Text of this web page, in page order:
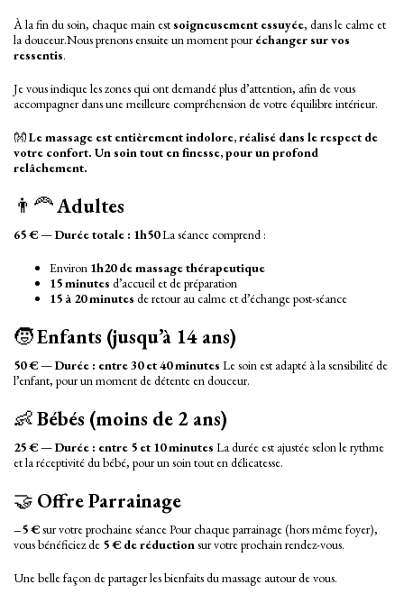
À la fin du soin, chaque main estsoigneusement essuyée, dans le calme et
la douceur.Nous prenons ensuite un moment pouréchanger sur vos
ressentis.
Je vous indique les zones qui ont demandé plus d’attention, afin de vous
accompagner dans une meilleure compréhension de votre équilibre intérieur.
👐Le massage est entièrement indolore, réalisé dans le respect de
votre confort. Un soin tout en finesse, pour un profond
relâchement.
👨‍🦰Adultes
65 €—Durée totale : 1h50La séance comprend :
Environ 1h20 de massage thérapeutique
15 minutes d’accueil et de préparation
15 à 20 minutes de retour au calme et d’échange post-séance
🧒Enfants (jusqu’à 14 ans)
50 €—Durée : entre 30 et 40 minutes Le soin est adapté à la sensibilité de
l’enfant, pour un moment de détente en douceur.
👶Bébés (moins de 2 ans)
25 €—Durée : entre 5 et 10 minutes La durée est ajustée selon le rythme
et la réceptivité du bébé, pour un soin tout en délicatesse.
🤝 Offre Parrainage
–5 €sur votre prochaine séance Pour chaque parrainage (hors même foyer),
vous bénéficiez de 5 € de réductionsur votre prochain rendez-vous.
Une belle façon de partager les bienfaits du massage autour de vous.